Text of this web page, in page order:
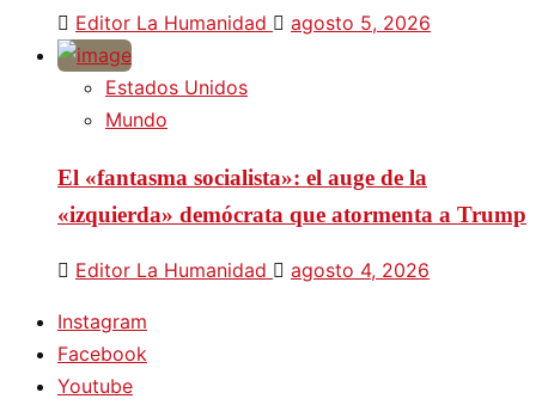
Editor La Humanidad agosto 5, 2026
Estados Unidos
Mundo
El «fantasma socialista»: el auge de la
«izquierda» demócrata que atormenta a Trump
Editor La Humanidad agosto 4, 2026
Instagram
Facebook
Youtube